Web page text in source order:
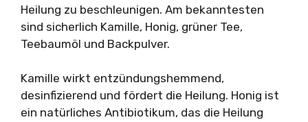
Heilung zu beschleunigen. Am bekanntesten
sind sicherlich Kamille, Honig, grüner Tee,
Teebaumöl und Backpulver.
Kamille wirkt entzündungshemmend,
desinfizierend und fördert die Heilung. Honig ist
ein natürliches Antibiotikum, das die Heilung